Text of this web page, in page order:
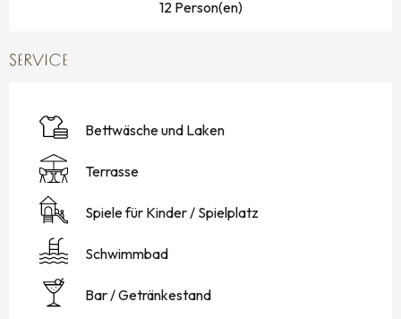
12 Person(en)
SERVICE
Bettwäsche und Laken
Terrasse
Spiele für Kinder / Spielplatz
Schwimmbad
Bar / Getränkestand